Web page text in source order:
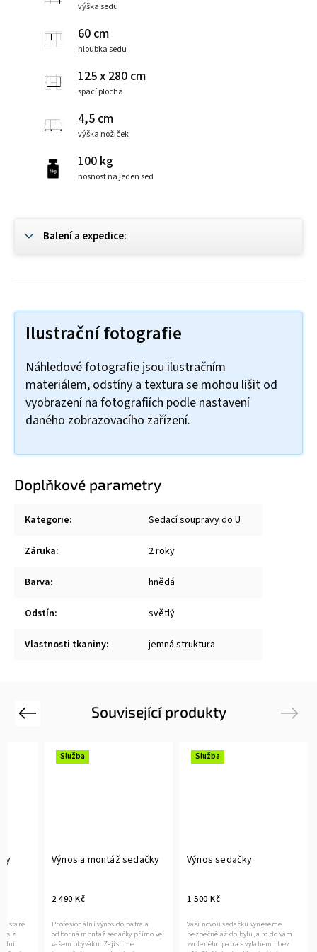
výška sedu
60 cm
hloubka sedu
125 x 280 cm
spací plocha
4,5 cm
výška nožiček
100 kg
nosnost na jeden sed
Balení a expedice:
Ilustrační fotografie
Náhledové fotografie jsou ilustračním
materiálem, odstíny a textura se mohou lišit od
vyobrazení na fotografiích podle nastavení
daného zobrazovacího zařízení.
Doplňkové parametry
Kategorie: Sedací soupravy do U
Záruka: 2 roky
Barva: hnědá
Odstín: světlý
Vlastnosti tkaniny: jemná struktura
Související produkty
Previous
staré
z
Služba
Výnos a montáž sedačky
2 490 Kč
Profesionální výnos do patra a
odborná montáž sedačky přímo ve
vašem obýváku. Zajistíme
Služba
Výnos sedačky
1 500 Kč
Vaši novou sedačku vyneseme
bezpečně až do bytu, a to do vámi
zvoleného patra s výtahem i bez
Next